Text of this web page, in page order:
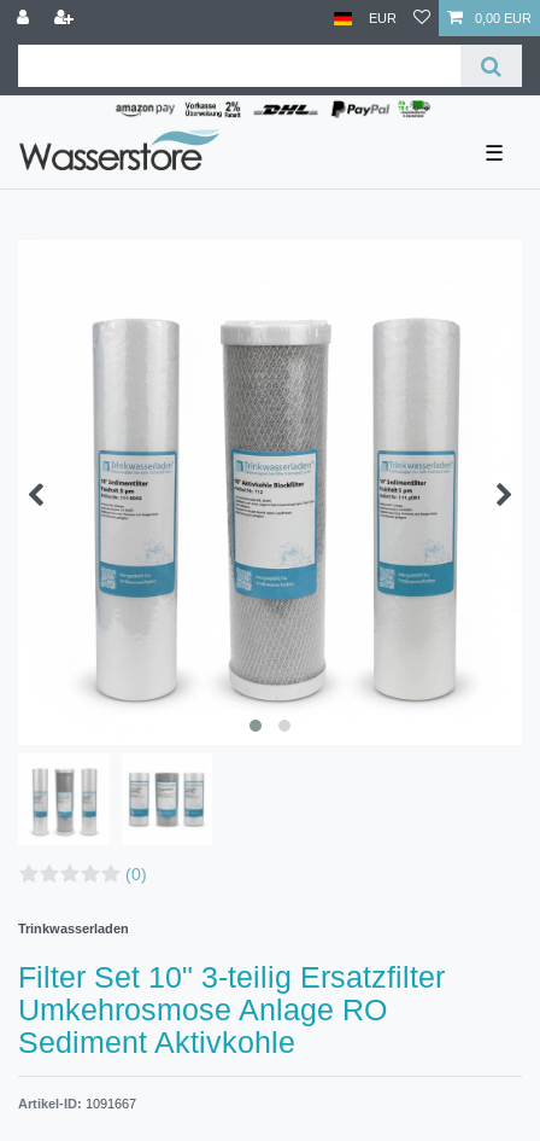
EUR 0,00 EUR
☰
(0)
Trinkwasserladen
Filter Set 10" 3-teilig Ersatzfilter
Umkehrosmose Anlage RO
Sediment Aktivkohle
Artikel-ID: 1091667